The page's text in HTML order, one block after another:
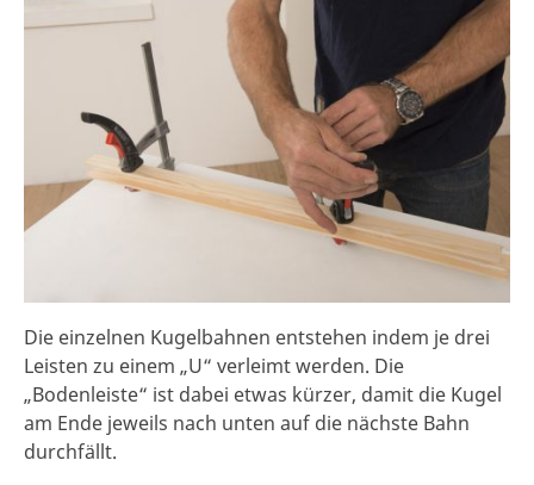
Die einzelnen Kugelbahnen entstehen indem je drei
Leisten zu einem „U“ verleimt werden. Die
„Bodenleiste“ ist dabei etwas kürzer, damit die Kugel
am Ende jeweils nach unten auf die nächste Bahn
durchfällt.